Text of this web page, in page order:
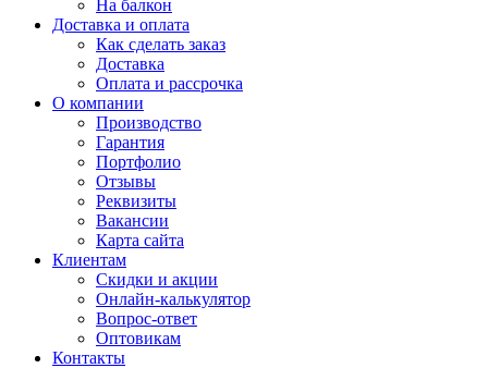
На балкон
Доставка и оплата
Как сделать заказ
Доставка
Оплата и рассрочка
О компании
Производство
Гарантия
Портфолио
Отзывы
Реквизиты
Вакансии
Карта сайта
Клиентам
Скидки и акции
Онлайн-калькулятор
Вопрос-ответ
Оптовикам
Контакты